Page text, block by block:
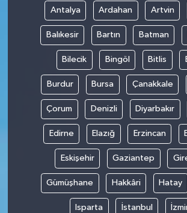
Antalya Ardahan Artvin
Balıkesir Bartın Batman
Bilecik Bingöl Bitlis
Burdur Bursa Çanakkale
Çorum Denizli Diyarbakır
Edirne Elazığ Erzincan
Eskişehir Gaziantep
Gümüşhane Hakkâri Hatay
Isparta İstanbul